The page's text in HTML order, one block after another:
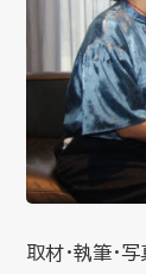
取材・執筆・